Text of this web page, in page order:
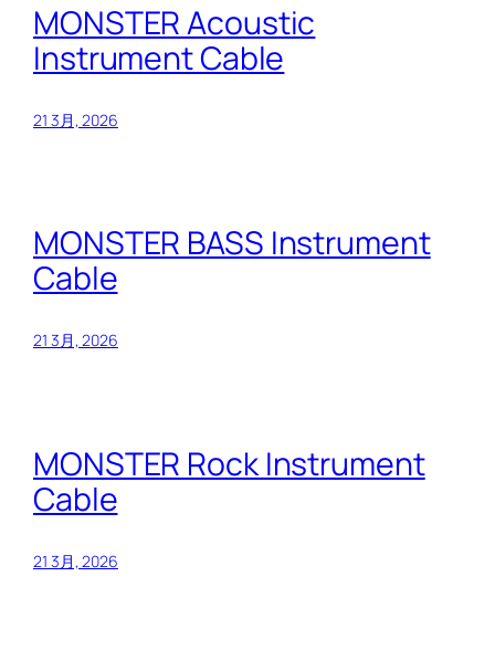
MONSTER Acoustic
Instrument Cable
21 3月, 2026
MONSTER BASS Instrument
Cable
21 3月, 2026
MONSTER Rock Instrument
Cable
21 3月, 2026